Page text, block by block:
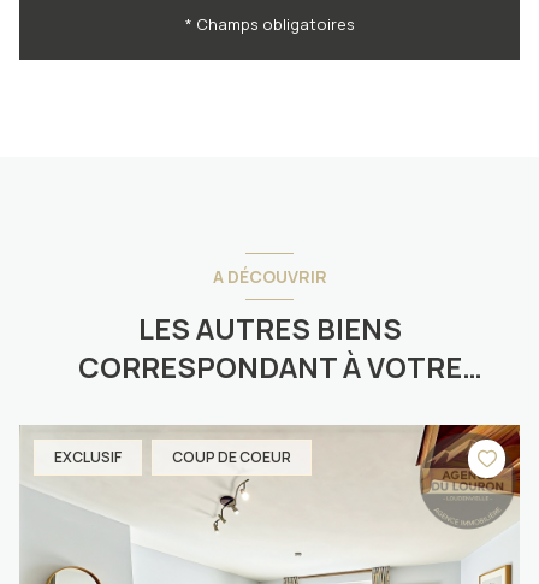
* Champs obligatoires
A DÉCOUVRIR
LES AUTRES BIENS
CORRESPONDANT À VOTRE
EXCLUSIF COUP DE COEUR